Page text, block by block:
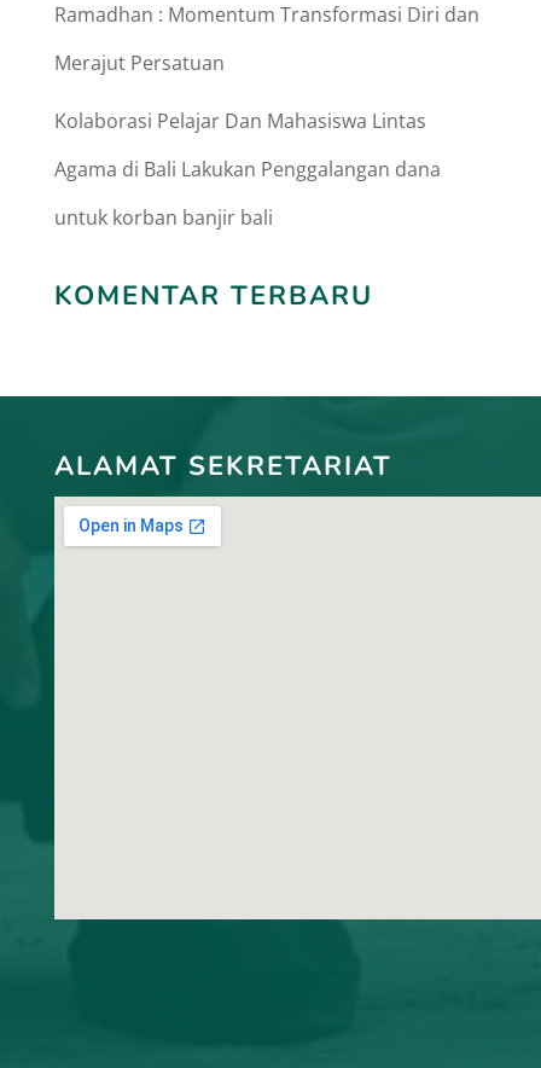
Ramadhan : Momentum Transformasi Diri dan
Merajut Persatuan
Kolaborasi Pelajar Dan Mahasiswa Lintas
Agama di Bali Lakukan Penggalangan dana
untuk korban banjir bali
KOMENTAR TERBARU
ALAMAT SEKRETARIAT